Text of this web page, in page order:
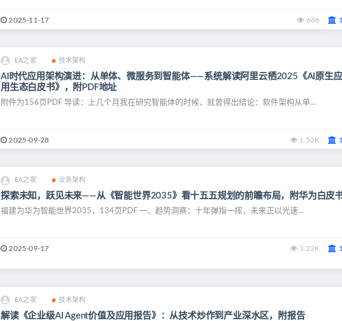
2025-11-17 686
EA之家 技术架构
AI时代应用架构演进：从单体、微服务到智能体——系统解读阿里云栖2025《AI原生应
用生态白皮书》，附PDF地址
附件为156页PDF 导读：上几个月我在研究智能体的时候，就曾得出结论：软件架构从单...
2025-09-28 1.52K
EA之家 业务架构
探索未知，跃见未来——从《智能世界2035》看十五五规划的前瞻布局，附华为白皮
福建为华为智能世界2035，134页PDF 一、趋势洞察：十年弹指一挥，未来正以光速...
2025-09-17 3.22K
EA之家 技术架构
解读《企业级AI Agent价值及应用报告》：从技术炒作到产业深水区，附报告